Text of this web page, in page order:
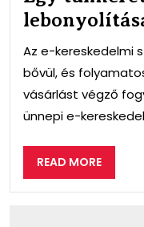
Az e-kereskedelmi
bővül, és
vásárlást végző
ünnepi e-
READ MOREREAD
MORE